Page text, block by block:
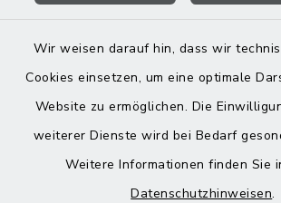
Wir weisen darauf hin, dass wir
Cookies einsetzen, um eine optimale
Website zu ermöglichen. Die
weiterer Dienste wird bei Bedarf
Weitere Informationen finden Sie
Datenschutzhinweisen.
Barrierefreiheit